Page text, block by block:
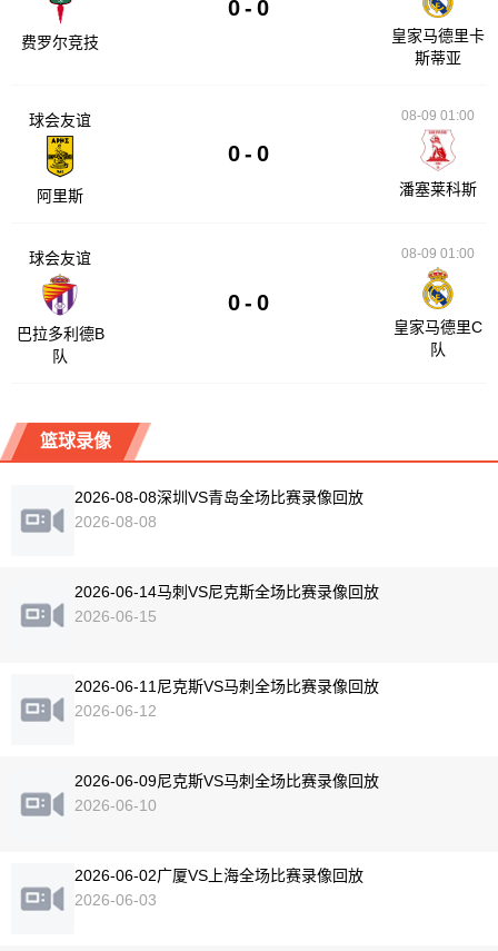
费罗尔竞技
0 - 0
皇家马德里卡
斯蒂亚
球会友谊
阿里斯
0 - 0
08-09 01:00
潘塞莱科斯
球会友谊
巴拉多利德B
队
0 - 0
08-09 01:00
皇家马德里C
队
篮球录像
2026-08-08深圳VS青岛全场比赛录像回放
2026-08-08
2026-06-14马刺VS尼克斯全场比赛录像回放
2026-06-15
2026-06-11尼克斯VS马刺全场比赛录像回放
2026-06-12
2026-06-09尼克斯VS马刺全场比赛录像回放
2026-06-10
2026-06-02广厦VS上海全场比赛录像回放
2026-06-03